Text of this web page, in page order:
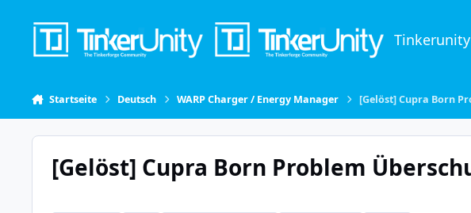
Tinkerunity
Startseite Deutsch WARP Charger / Energy Manager [Gelöst] Cupra Born
[Gelöst] Cupra Born Problem